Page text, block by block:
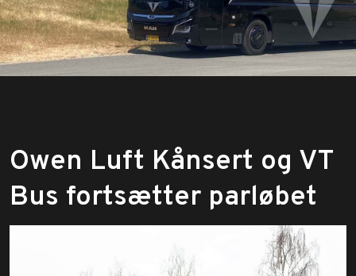
Owen Luft Kånsert og VT
Bus fortsætter parløbet